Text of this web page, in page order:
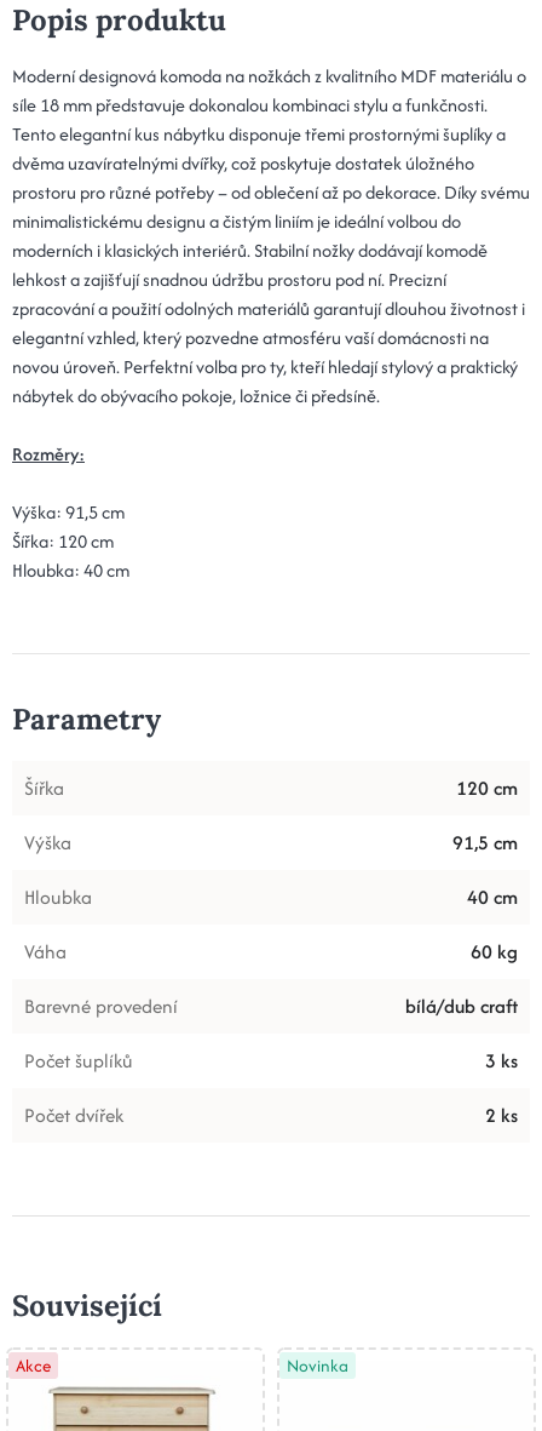
Popis produktu
Moderní designová komoda na nožkách z kvalitního MDF materiálu o
síle 18 mm představuje dokonalou kombinaci stylu a funkčnosti.
Tento elegantní kus nábytku disponuje třemi prostornými šuplíky a
dvěma uzavíratelnými dvířky, což poskytuje dostatek úložného
prostoru pro různé potřeby – od oblečení až po dekorace. Díky svému
minimalistickému designu a čistým liniím je ideální volbou do
moderních i klasických interiérů. Stabilní nožky dodávají komodě
lehkost a zajišťují snadnou údržbu prostoru pod ní. Precizní
zpracování a použití odolných materiálů garantují dlouhou životnost i
elegantní vzhled, který pozvedne atmosféru vaší domácnosti na
novou úroveň. Perfektní volba pro ty, kteří hledají stylový a praktický
nábytek do obývacího pokoje, ložnice či předsíně.
Rozměry:
Výška: 91,5 cm
Šířka: 120 cm
Hloubka: 40 cm
Parametry
Šířka
120 cm
Výška
91,5 cm
Hloubka
40 cm
Váha
60 kg
Barevné provedení
bílá/dub craft
Počet šuplíků
3 ks
Počet dvířek
2 ks
Související
Akce Novinka